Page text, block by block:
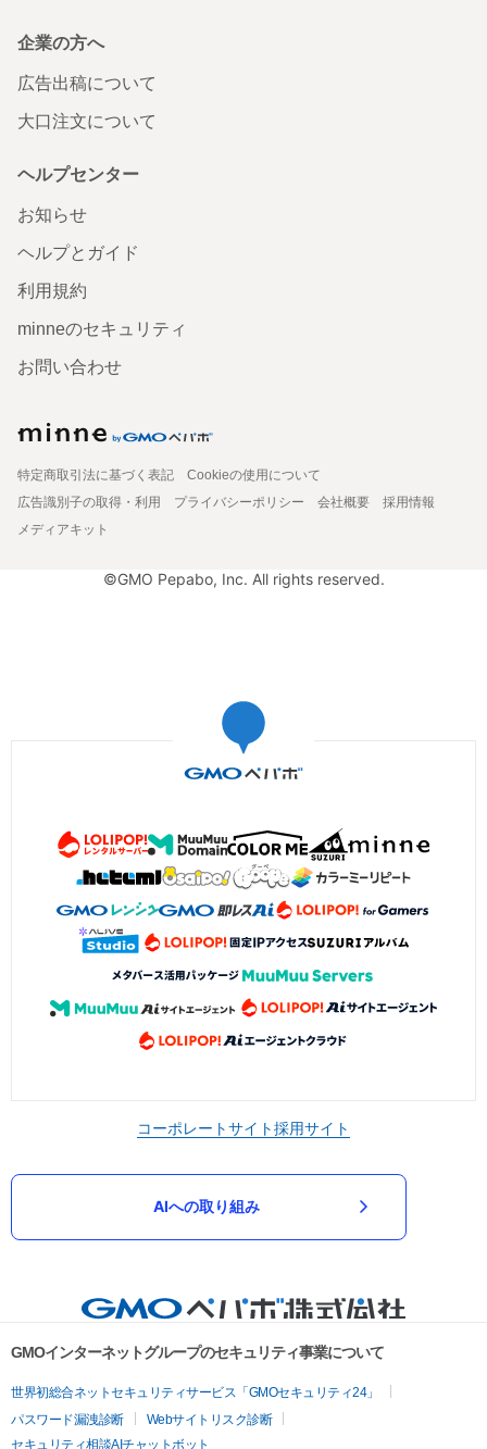
企業の方へ
広告出稿について
大口注文について
ヘルプセンター
お知らせ
ヘルプとガイド
利用規約
minneのセキュリティ
お問い合わせ
特定商取引法に基づく表記
Cookieの使用について
広告識別子の取得・利用
プライバシーポリシー 会社概要
採用情報
メディアキット
©GMO Pepabo, Inc. All rights reserved.
コーポレートサイト採用サイト
AIへの取り組み
GMOインターネットグループのセキュリティ事業について
世界初総合ネットセキュリティサービス「GMOセキュリティ24」
パスワード漏洩診断
Webサイトリスク診断
セキュリティ相談AIチャットボット